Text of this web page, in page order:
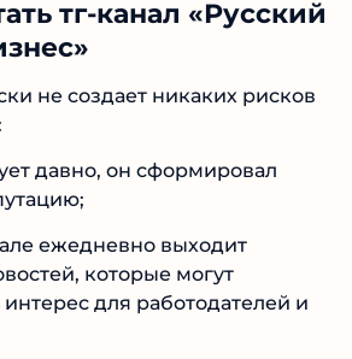
тг-канал «Русский
не создает никаких рисков
давно, он сформировал
ежедневно выходит
которые могут
интерес для работодателей и